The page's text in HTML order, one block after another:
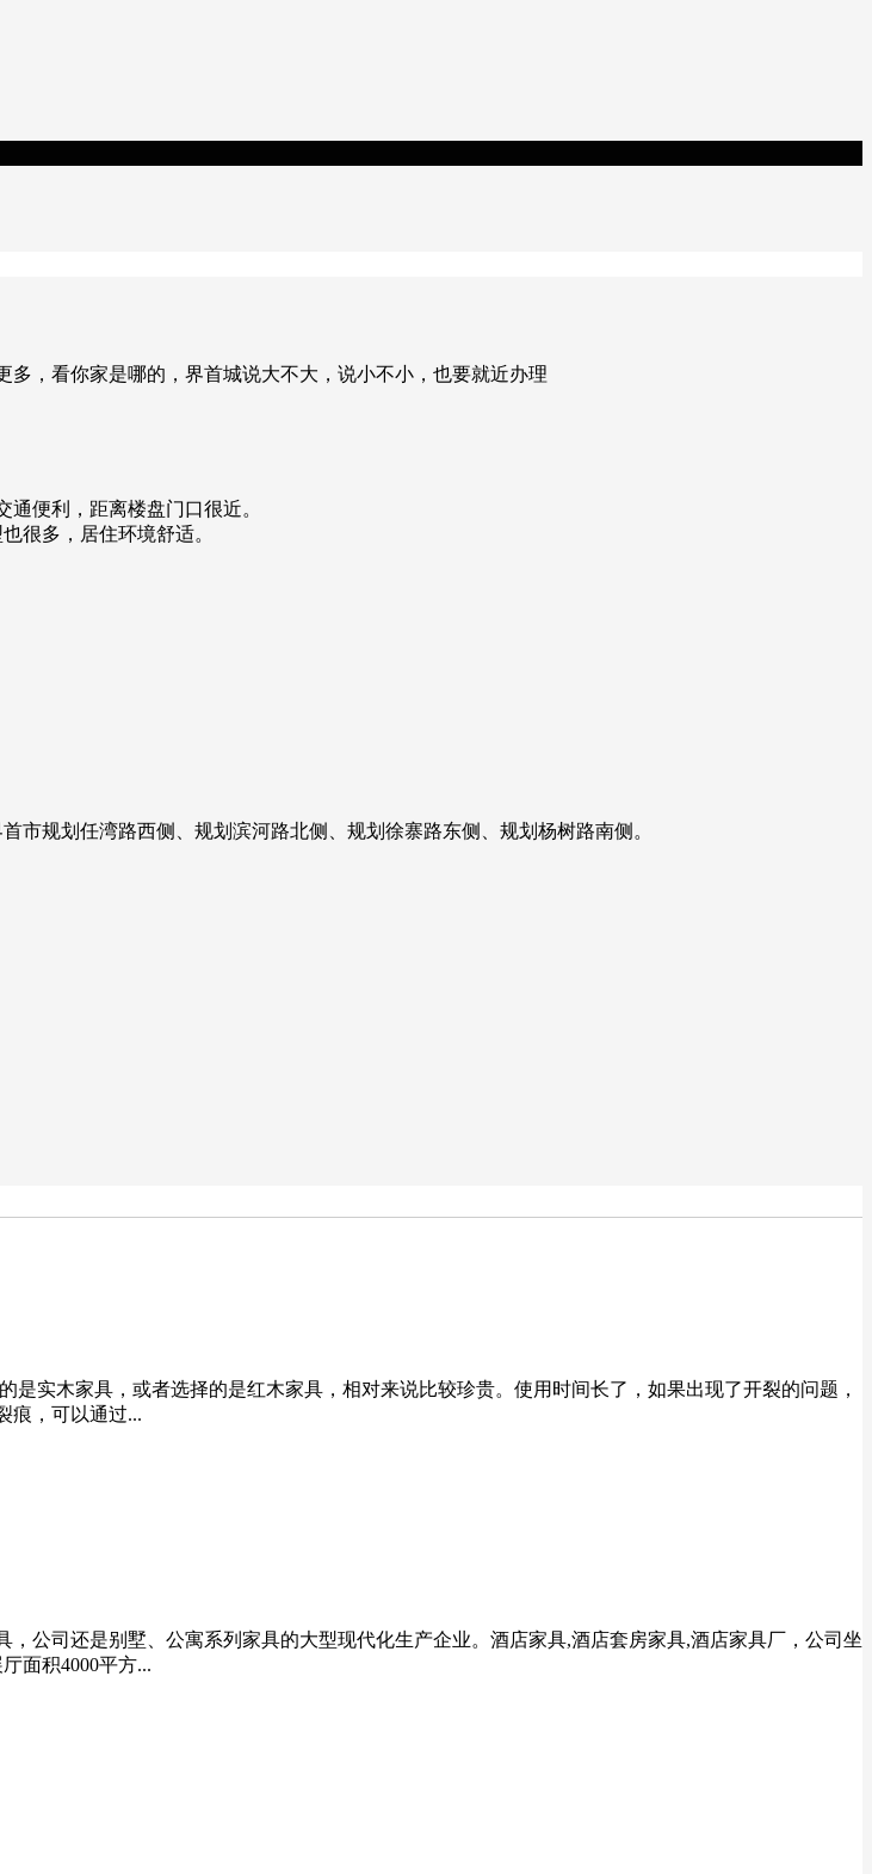
多，看你家是哪的，界首城说大不大，说小不小，也要就近办理
便利，距离楼盘门口很近。
很多，居住环境舒适。
规划任湾路西侧、规划滨河路北侧、规划徐寨路东侧、规划杨树路南侧。
实木家具，或者选择的是红木家具，相对来说比较珍贵。使用时间长了，如果出现了开裂的问题，
痕，可以通过...
公司还是别墅、公寓系列家具的大型现代化生产企业。酒店家具,酒店套房家具,酒店家具厂，公司坐
面积4000平方...